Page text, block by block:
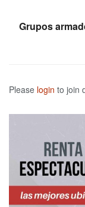
Grupos
Please login to join